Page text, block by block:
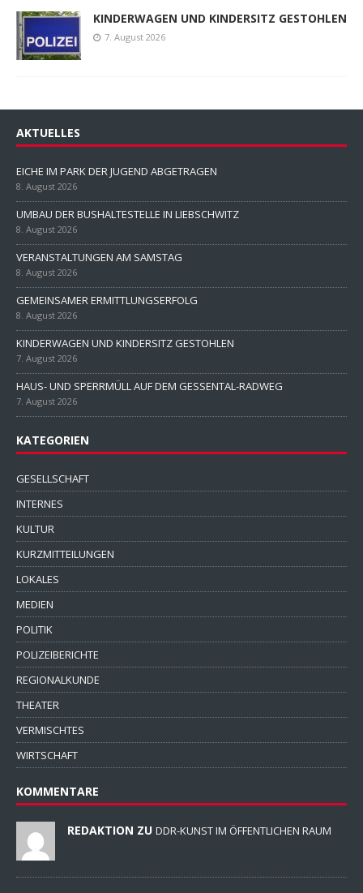
KINDERWAGEN UND KINDERSITZ GESTOHLEN
7. August 2026
AKTUELLES
EICHE IM PARK DER JUGEND ABGETRAGEN
8. August 2026
UMBAU DER BUSHALTESTELLE IN LIEBSCHWITZ
8. August 2026
VERANSTALTUNGEN AM SAMSTAG
8. August 2026
GEMEINSAMER ERMITTLUNGSERFOLG
8. August 2026
KINDERWAGEN UND KINDERSITZ GESTOHLEN
7. August 2026
HAUS- UND SPERRMÜLL AUF DEM GESSENTAL-RADWEG
7. August 2026
KATEGORIEN
GESELLSCHAFT
INTERNES
KULTUR
KURZMITTEILUNGEN
LOKALES
MEDIEN
POLITIK
POLIZEIBERICHTE
REGIONALKUNDE
THEATER
VERMISCHTES
WIRTSCHAFT
KOMMENTARE
REDAKTION ZU DDR-KUNST IM ÖFFENTLICHEN RAUM